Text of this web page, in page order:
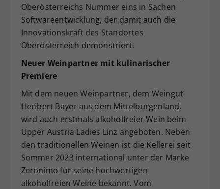
Oberösterreichs Nummer eins in Sachen
Softwareentwicklung, der damit auch die
Innovationskraft des Standortes
Oberösterreich demonstriert.
Neuer Weinpartner mit kulinarischer
Premiere
Mit dem neuen Weinpartner, dem Weingut
Heribert Bayer aus dem Mittelburgenland,
wird auch erstmals alkoholfreier Wein beim
Upper Austria Ladies Linz angeboten. Neben
den traditionellen Weinen ist die Kellerei seit
Sommer 2023 international unter der Marke
Zeronimo für seine hochwertigen
alkoholfreien Weine bekannt. Vom